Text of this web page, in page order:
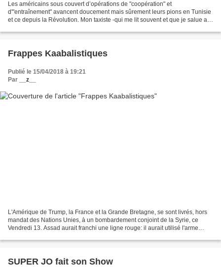
Les américains sous couvert d’opérations de "coopération" et
d'"entraînement" avancent doucement mais sûrement leurs pions en Tunisie
et ce depuis la Révolution. Mon taxiste -qui me lit souvent et que je salue au
Frappes Kaabalistiques
Publié le 15/04/2018 à 19:21
Par
__z__
L'Amérique de Trump, la France et la Grande Bretagne, se sont livrés, hors
mandat des Nations Unies, à un bombardement conjoint de la Syrie, ce
Vendredi 13. Assad aurait franchi une ligne rouge: il aurait utilisé l'arme
SUPER JO fait son Show